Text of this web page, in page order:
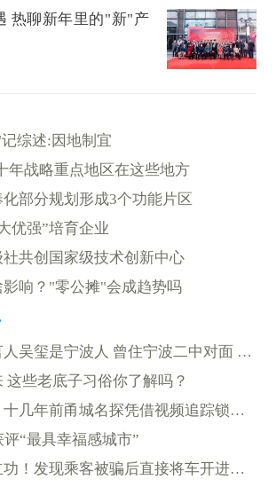
热聊新年里的"新"产
综述:因地制宜
年战略重点地区在这些地方
部分规划形成3个功能片区
优强”培育企业
共创国家级技术创新中心
响？"零公摊"会成趋势吗
国台办新闻发言人吴玺是宁波人 曾住宁波二中对面 成绩数一数二
这些老底子习俗你了解吗？
光孔里的恶魔！十几年前甬城名探凭借视频追踪锁定凶手
“最具幸福感城市”
网约车驾驶员立功！发现乘客被骗后直接将车开进派出所